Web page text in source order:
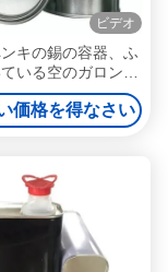
ビデオ
キの錫の容器、ふ
いる空のガロンの
ペンキの缶
価格を得なさい